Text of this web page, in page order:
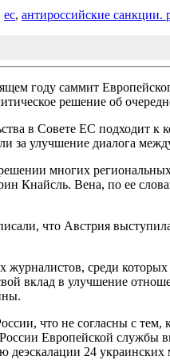
ес, антироссийские санкции.
году саммит
решение об
в Совете ЕС подходит
за улучшение диалога
многих
Кнайсль. Вена, по ее
что Австрия
журналистов, среди
свой вклад в улучшение
что не согласны с
Европейской
деэскалации 24